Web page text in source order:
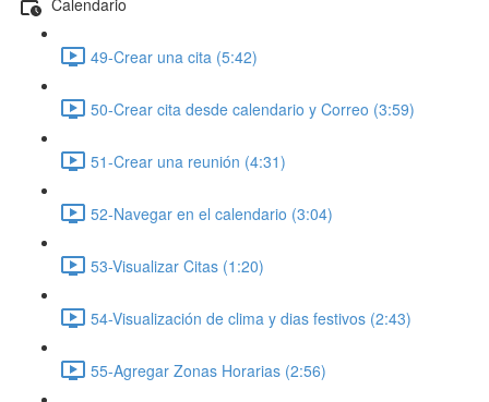
49-Crear una cita (5:42)
50-Crear cita desde calendario y Correo (3:59)
51-Crear una reunión (4:31)
52-Navegar en el calendario (3:04)
53-Visualizar Citas (1:20)
54-Visualización de clima y dias festivos (2:43)
55-Agregar Zonas Horarias (2:56)